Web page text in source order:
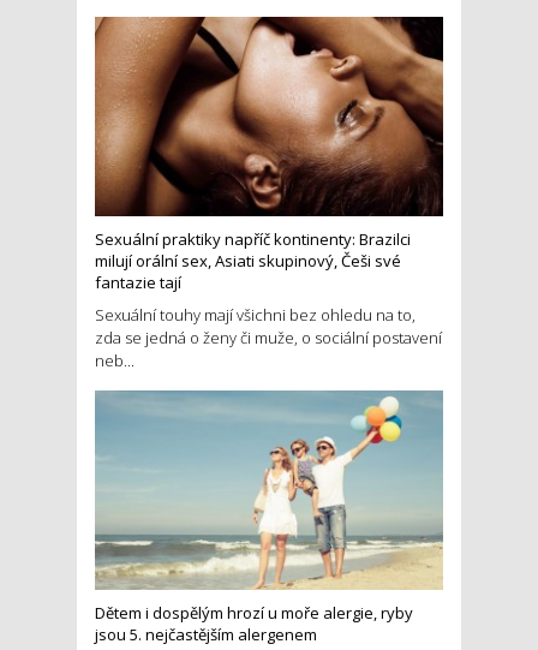
Sexuální praktiky napříč kontinenty: Brazilci
milují orální sex, Asiati skupinový, Češi své
fantazie tají
Sexuální touhy mají všichni bez ohledu na to,
zda se jedná o ženy či muže, o sociální postavení
neb...
Dětem i dospělým hrozí u moře alergie, ryby
jsou 5. nejčastějším alergenem